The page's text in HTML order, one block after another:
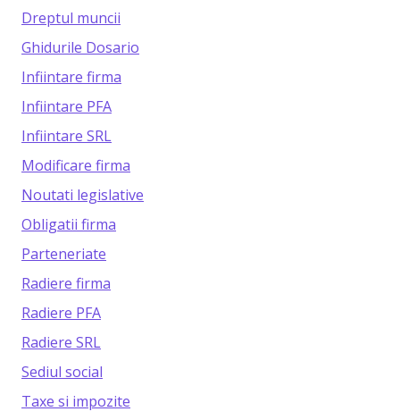
Dreptul muncii
Ghidurile Dosario
Infiintare firma
Infiintare PFA
Infiintare SRL
Modificare firma
Noutati legislative
Obligatii firma
Parteneriate
Radiere firma
Radiere PFA
Radiere SRL
Sediul social
Taxe si impozite